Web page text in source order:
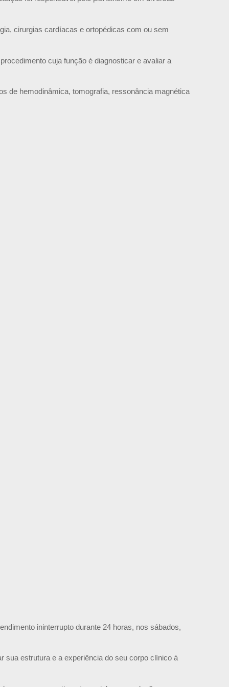
cirurgias cardíacas e ortopédicas com ou sem
cuja função é diagnosticar e avaliar a
de hemodinâmica, tomografia, ressonância magnética
ininterrupto durante 24 horas, nos sábados,
sua estrutura e a experiência do seu corpo clínico à